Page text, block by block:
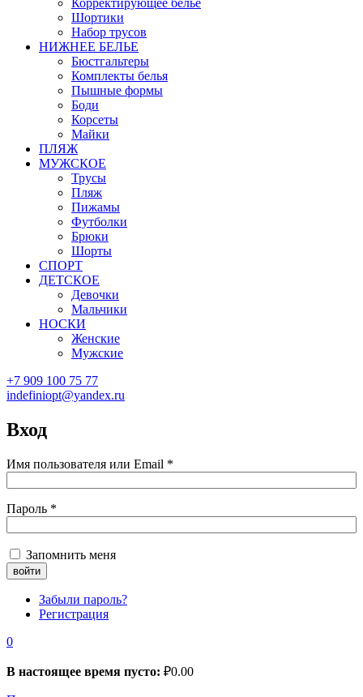
Корректирующее белье
Шортики
Набор трусов
НИЖНЕЕ БЕЛЬЕ
Бюстгальтеры
Комплекты белья
Пышные формы
Боди
Корсеты
Майки
ПЛЯЖ
МУЖСКОЕ
Трусы
Пляж
Пижамы
Футболки
Брюки
Шорты
СПОРТ
ДЕТСКОЕ
Девочки
Мальчики
НОСКИ
Женские
Мужские
+7 909 100 75 77
indefiniopt@yandex.ru
Вход
Имя пользователя или Email *
Пароль *
Запомнить меня
Забыли пароль?
Регистрация
0
В настоящее время пусто: ₽0.00